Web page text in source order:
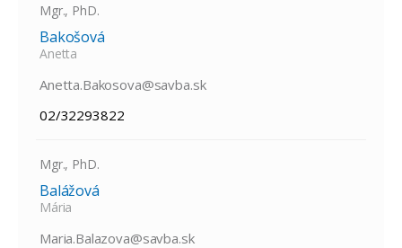
Mgr., PhD.
Bakošová
Anetta
Anetta.Bakosova@savba.sk
02/32293822
Mgr., PhD.
Balážová
Mária
Maria.Balazova@savba.sk